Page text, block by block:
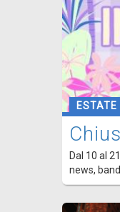
Dal 10 al
news,